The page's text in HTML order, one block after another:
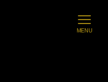
MENU